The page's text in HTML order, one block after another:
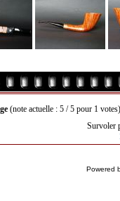
(note actuelle : 5 / 5 pour 1 votes)
Survoler
Powered